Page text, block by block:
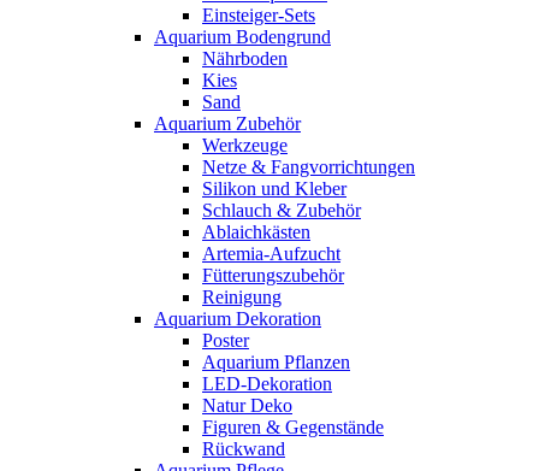
Einsteiger-Sets
Aquarium Bodengrund
Nährboden
Kies
Sand
Aquarium Zubehör
Werkzeuge
Netze & Fangvorrichtungen
Silikon und Kleber
Schlauch & Zubehör
Ablaichkästen
Artemia-Aufzucht
Fütterungszubehör
Reinigung
Aquarium Dekoration
Poster
Aquarium Pflanzen
LED-Dekoration
Natur Deko
Figuren & Gegenstände
Rückwand